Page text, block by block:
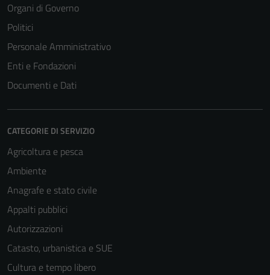
Organi di Governo
Politici
Personale Amministrativo
Enti e Fondazioni
Documenti e Dati
CATEGORIE DI SERVIZIO
Agricoltura e pesca
Ambiente
Anagrafe e stato civile
Appalti pubblici
Autorizzazioni
Catasto, urbanistica e SUE
Cultura e tempo libero